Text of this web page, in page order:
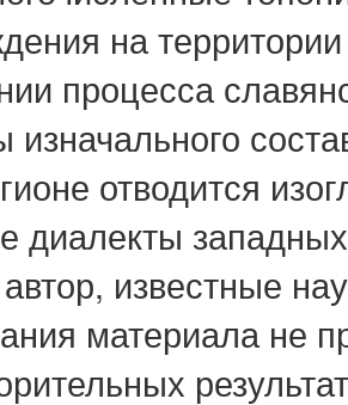
на
процесса
отводится
диалекты
известные
материала не